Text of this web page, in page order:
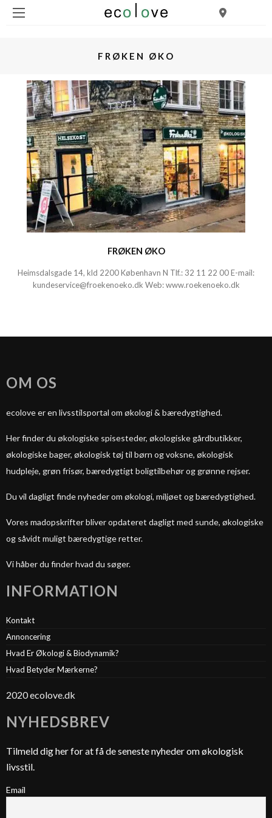
FRØKEN ØKO
FRØKEN ØKO
Heimsdalsgade 14, kld 2200 København N Tlf.: 32 11 22 00E-mail:
kundeservice@froekenoeko.dk Web:www.roekenoeko.dk
OM OS
ecolove er en livsstilsportal om økologi & bæredygtighed.
Her finder du økologiske spisesteder, økologiske gårdbutikker,
økologiske bager, økologisk tøj til børn og voksne, økologisk
hudpleje, grøn frisør, bæredygtigt boligtilbehør og grønne rejser.
Du vil dagligt finde nyheder om økologi, miljøet og bæredygtighed.
Vores madopskrifter bliver opdateret dagligt med sunde, økologiske
og såvidt muligt bæredygtige retter.
Vi håber du finder hvad du søger.
INFORMATION
Kontakt
Annoncering
Hvad Er Økologi & Biodynamik?
Hvad Betyder Mærkerne?
2020 ecolove.dk
NYHEDSBREV
Tilmeld dig her for at få de seneste nyheder om økologisk
livsstil.
Email